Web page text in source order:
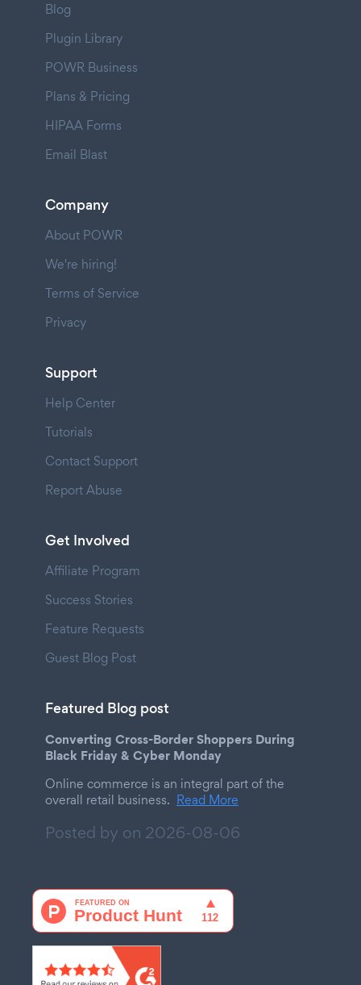
Blog
Plugin Library
POWR Business
Plans & Pricing
HIPAA Forms
Email Blast
Company
About POWR
We're hiring!
Terms of Service
Privacy
Support
Help Center
Tutorials
Contact Support
Report Abuse
Get Involved
Affiliate Program
Success Stories
Feature Requests
Guest Blog Post
Featured Blog post
Converting Cross-Border Shoppers During
Black Friday & Cyber Monday
Online commerce is an integral part of the
overall retail business. Read More
Posted by on 2026-08-06